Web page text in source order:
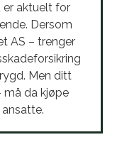
er aktuelt for
Dersom
AS – trenger
Men ditt
må da kjøpe